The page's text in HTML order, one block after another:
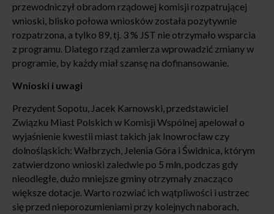
przewodniczył obradom rządowej komisji rozpatrującej
wnioski, blisko połowa wniosków została pozytywnie
rozpatrzona, a tylko 89, tj. 3 % JST nie otrzymało wsparcia
z programu. Dlatego rząd zamierza wprowadzić zmiany w
programie, by każdy miał szansę na dofinansowanie.
Wnioski i uwagi
Prezydent Sopotu, Jacek Karnowski, przedstawiciel
Związku Miast Polskich w Komisji Wspólnej apelował o
wyjaśnienie kwestii miast takich jak Inowrocław czy
dolnośląskich: Wałbrzych, Jelenia Góra i Świdnica, którym
zatwierdzono wnioski zaledwie po 5 mln, podczas gdy
nieodległe, dużo mniejsze gminy otrzymały znacząco
większe dotacje. Warto rozwiać ich wątpliwości i ustrzec
się przed nieporozumieniami przy kolejnych naborach,